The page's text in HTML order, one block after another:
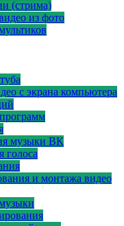
(стрима)
из фото
с экрана компьютера
музыки ВК
голоса
и монтажа видео